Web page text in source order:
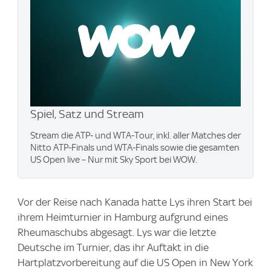
Spiel, Satz und Stream
Stream die ATP- und WTA-Tour, inkl. aller Matches der
Nitto ATP-Finals und WTA-Finals sowie die gesamten
US Open live – Nur mit Sky Sport bei WOW.
Vor der Reise nach Kanada hatte Lys ihren Start bei
ihrem Heimturnier in Hamburg aufgrund eines
Rheumaschubs abgesagt. Lys war die letzte
Deutsche im Turnier, das ihr Auftakt in die
Hartplatzvorbereitung auf die US Open in New York